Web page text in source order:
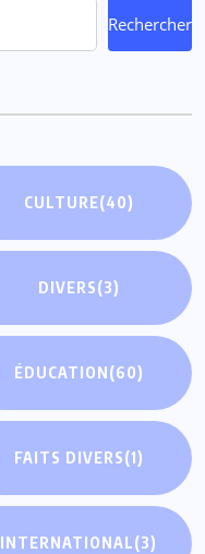
Rechercher
CULTURE(40)
DIVERS(3)
ÉDUCATION(60)
FAITS DIVERS(1)
INTERNATIONAL(3)